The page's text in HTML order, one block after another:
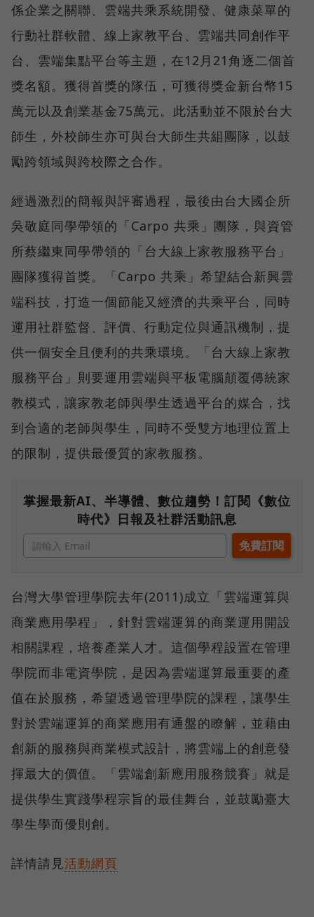
係企業之關聯、雲端共乘系統開發、健康菜單的
行動社群軟體、線上家教平台、雲端共同創作平
台、雲端集點平台等主題，在12月21角逐二個首
獎名額。獲得首獎的隊伍，可獲得獎金新台幣15
萬元以及創業基金75萬元。此活動並不限於台大
師生，外校師生亦可與台大師生共組團隊，以鼓
勵跨領域與跨校際之合作。
經過激烈的簡報與評審過程，最後由台大國企所
吳敬庭同學帶領的「Carpo 共乘」團隊，與資管
所蔡繼東同學帶領的「台大線上家教服務平台」
團隊獲得首獎。「Carpo 共乘」希望結合新興雲
端科技，打造一個節能又經濟的共乘平台，同時
運用社群監督、評價、行動定位與通訊機制，提
供一個安全且便利的共乘環境。「台大線上家教
服務平台」則要運用雲端與平板電腦顛覆傳統家
教模式，讓家教老師與學生透過平台的媒合，找
到合適的老師與學生，同時不受雙方地理位置上
的限制，提供最優質的家教服務。
掌握最新AI、半導體、數位趨勢！訂閱《數位
時代》日報及社群活動訊息
台灣大學管理學院去年(2011)成立「雲端運算與
商業應用學程」，針對雲端運算的商業運用開設
相關課程，培養產業人才。這個學程設置在管理
學院而非電資學院，是因為雲端運算最重要的產
值在於服務，希望透過管理學院的課程，讓學生
對於雲端運算的商業應用有通盤的瞭解，並藉由
創新的服務與商業模式設計，將雲端上的創意發
揮最大的價值。「雲端創新應用服務競賽」就是
提供學生實踐學程宗旨的最佳舞台，並鼓勵臺大
學生學而優則創。
詳情請見活動網頁